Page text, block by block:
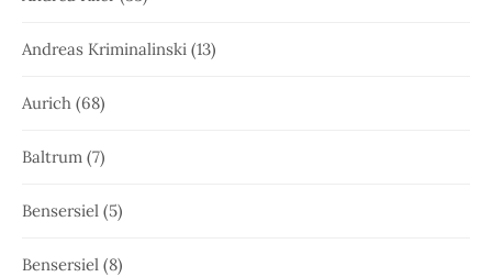
Andreas Kriminalinski (13)
Aurich (68)
Baltrum (7)
Bensersiel (5)
Bensersiel (8)